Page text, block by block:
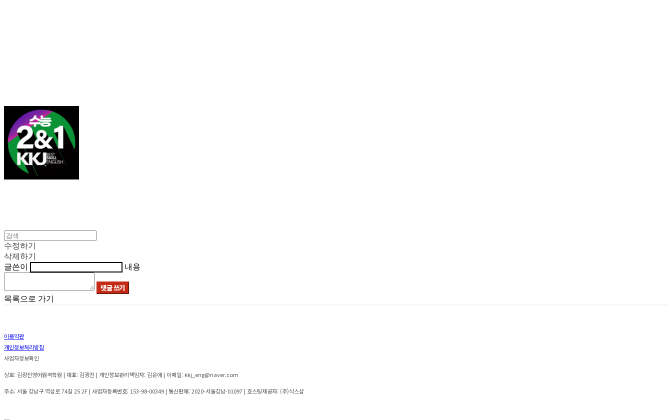
수정하기
삭제하기
글쓴이
내용
댓글 쓰기
목록으로 가기
이용약관
개인정보처리방침
사업자정보확인
상호: 김광진영어원격학원 | 대표: 김광진 | 개인정보관리책임자: 김은애 | 이메일: kkj_eng@naver.com
주소: 서울 강남구 역삼로 74길 25 2F | 사업자등록번호: 153-98-00349 | 통신판매:2020-서울강남-01097 | 호스팅제공자: (주)식스샵